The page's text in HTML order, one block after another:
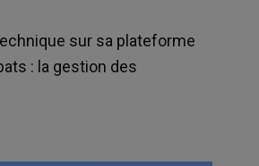
sur sa plateforme
: la gestion des